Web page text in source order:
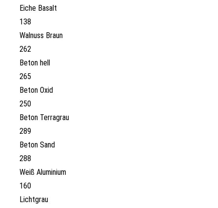
Eiche Basalt
138
Walnuss Braun
262
Beton hell
265
Beton Oxid
250
Beton Terragrau
289
Beton Sand
288
Weiß Aluminium
160
Lichtgrau